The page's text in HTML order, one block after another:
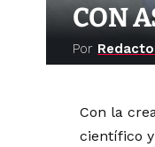
CON
Por
Con la
científico